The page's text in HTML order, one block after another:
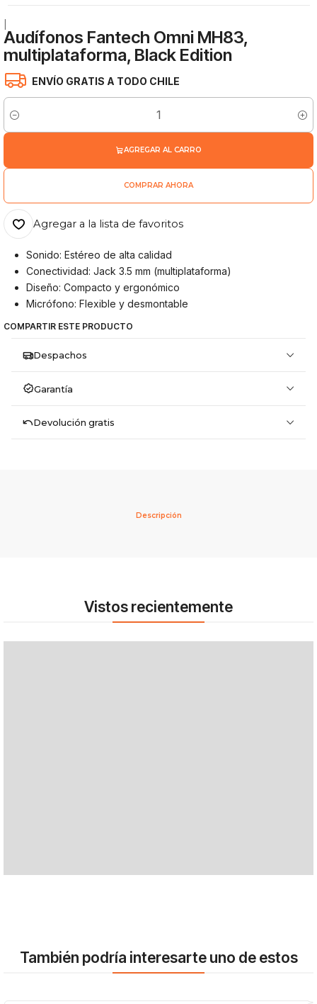
Audífonos Fantech Omni MH83,
multiplataforma, Black Edition
ENVÍO GRATIS A TODO CHILE
Cantidad
AGREGAR AL CARRO
COMPRAR AHORA
Agregar a la lista de favoritos
Sonido: Estéreo de alta calidad
Conectividad: Jack 3.5 mm (multiplataforma)
Diseño: Compacto y ergonómico
Micrófono: Flexible y desmontable
COMPARTIR ESTE PRODUCTO
Despachos
Garantía
Devolución gratis
Descripción
Vistos recientemente
También podría interesarte uno de estos